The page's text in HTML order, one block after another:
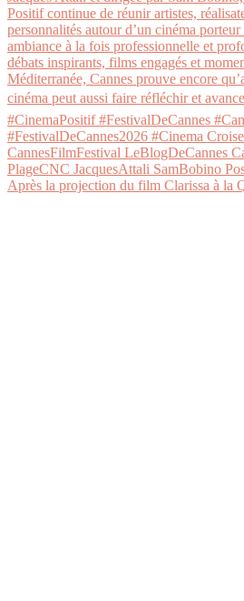
Après la projection du film Clarissa à la